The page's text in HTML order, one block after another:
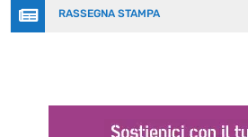
 RASSEGNA STAMPA